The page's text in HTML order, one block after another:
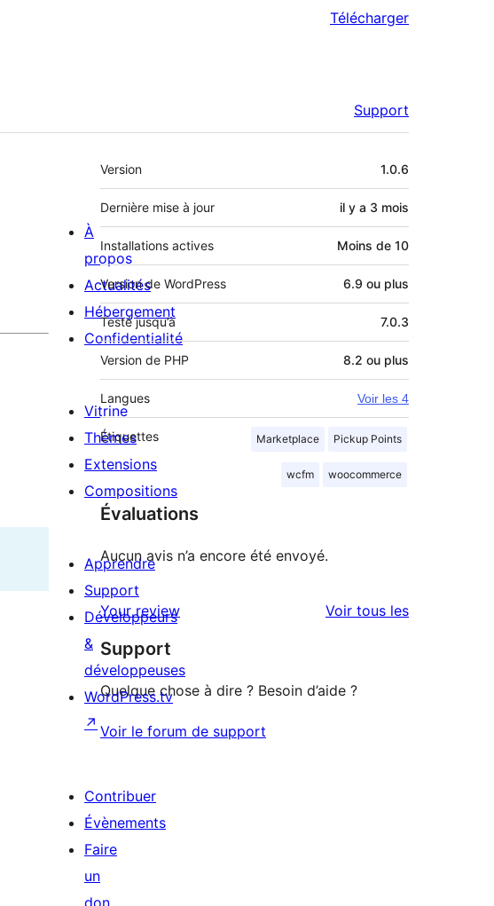
Télécharger
Support
Méta
Version 1.0.6
Dernière mise à jour il y a 3 mois
Installations actives Moins de 10
Version de WordPress 6.9 ou plus
Testé jusqu’à 7.0.3
Version de PHP 8.2 ou plus
Langues Voir les 4
Étiquettes Marketplace Pickup Points
wcfm woocommerce
Évaluations
Aucun avis n’a encore été envoyé.
Your review Voir tous lesavis
Support
Quelque chose à dire ? Besoin d’aide ?
Voir le forum de support
À
propos
Actualités
Hébergement
Confidentialité
Vitrine
Thèmes
Extensions
Compositions
Apprendre
Support
Développeurs
&
développeuses
WordPress.tv
↗
Contribuer
Évènements
Faire
un